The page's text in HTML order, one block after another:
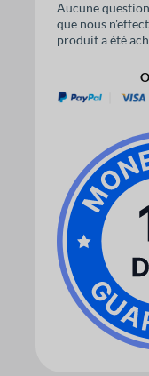
Aucune
que nous
produit a été